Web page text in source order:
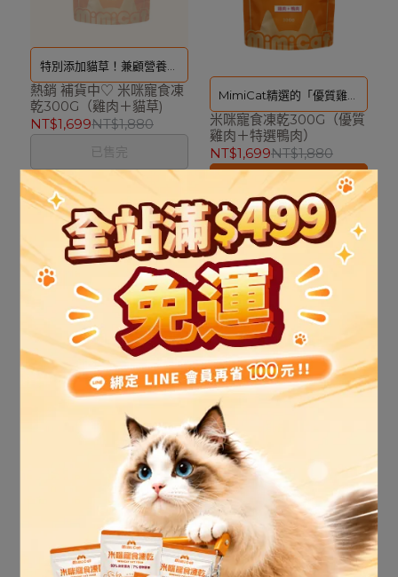
特別添加貓草！兼顧營養需
求與食物的趣味性｜
熱銷 補貨中♡ 米咪寵食凍
乾300G（雞肉＋貓草)
NT$1,699NT$1,880
已售完
MimiCat精選的「優質雞肉
＋特選鴨肉」所製成的凍乾
主食是高蛋白、低敏的寵物
零食，結合雞肉的適口性與
鴨肉的低敏滋補特性，適合
作為挑嘴毛孩的獎勵或日常
營養補充。
米咪寵食凍乾300G（優質
雞肉＋特選鴨肉）
NT$1,699NT$1,880
洄游性深海鮪魚｜富含
DHA、EPA脂肪酸魚油
米咪寵食凍乾300G（鮪
NT$1,880
加入購物車
完整優質動物高蛋白｜0穀
熱銷 補貨中♡低脂高蛋白
火雞肉 凍乾主食-1kg
NT$4,999
已售完